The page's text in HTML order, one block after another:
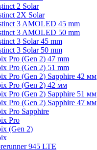
2 Solar
2X Solar
3 AMOLED 45 mm
3 AMOLED 50 mm
3 Solar 45 mm
3 Solar 50 mm
Pro (Gen 2) 47 mm
Pro (Gen 2) 51 mm
Pro (Gen 2) Sapphire 42 мм
Pro (Gen 2) 42 мм
Pro (Gen 2) Sapphire 51 мм
Pro (Gen 2) Sapphire 47 мм
Pro Sapphire
Pro
(Gen 2)
945 LTE